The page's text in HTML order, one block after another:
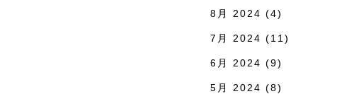
8月 2024 (4)
7月 2024 (11)
6月 2024 (9)
5月 2024 (8)